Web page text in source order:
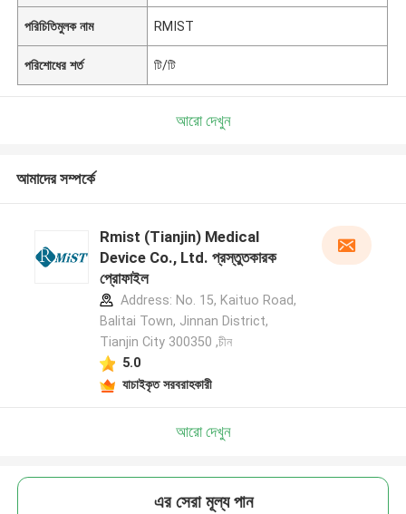
পরিচিতিমুলক নাম RMIST
পরিশোধের শর্ত টি/টি
আরো দেখুন
আমাদের সম্পর্কে
Rmist (Tianjin) Medical
Device Co., Ltd. প্রস্তুতকারক
প্রোফাইল
Address: No. 15, Kaituo Road,
Balitai Town, Jinnan District,
Tianjin City 300350 ,চীন
5.0
যাচাইকৃত সরবরাহকারী
আরো দেখুন
এর সেরা মূল্য পান